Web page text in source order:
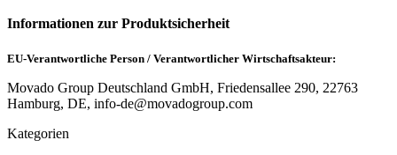
Informationen zur Produktsicherheit
EU-Verantwortliche Person / Verantwortlicher Wirtschaftsakteur:
Movado Group Deutschland GmbH, Friedensallee 290, 22763
Hamburg, DE, info-de@movadogroup.com
Kategorien